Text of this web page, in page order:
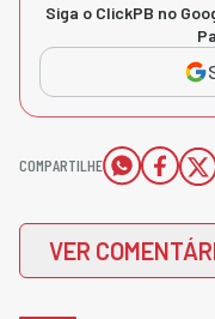
Siga o ClickPB no
COMPARTILHE
VER